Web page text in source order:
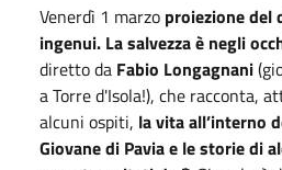
Venerdì 1 marzo proiezione
ingenui. La salvezza è negli
diretto da Fabio Longagnani
a Torre d'Isola!), che racconta,
alcuni ospiti, la vita all’interno
Giovane di Pavia e le storie di